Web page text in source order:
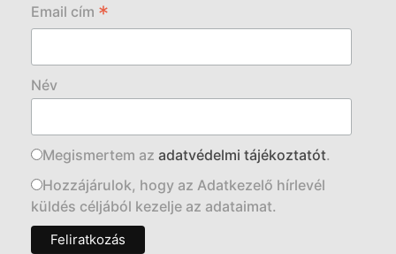
Email cím *
Név
Megismertem az adatvédelmi tájékoztatót.
Hozzájárulok, hogy az Adatkezelő hírlevél
küldés céljából kezelje az adataimat.